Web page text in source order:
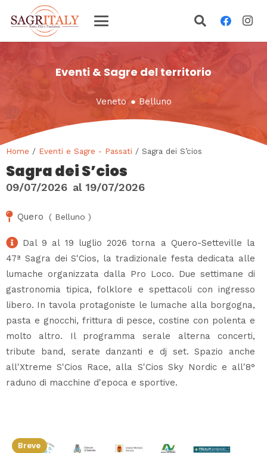
Eventi & Sagre del territorio
Veneto ● Belluno
Home / Eventi e Sagre - Passati / Sagra dei S’cios
Sagra dei S’cios
09/07/2026 al 19/07/2026
Quero ( Belluno )
Dal 9 al 19 luglio 2026 torna a Quero-Setteville la
47ª Sagra dei S'Cios, la tradizionale festa dedicata alle
lumache organizzata dalla Pro Loco. Due settimane di
gastronomia tipica, folklore e spettacoli con ingresso
libero. In tavola protagoniste le lumache alla borgogna,
pasta e gnocchi, frittura di pesce, costine con polenta e
molto altro. Il programma serale alterna concerti,
tribute band, serate danzanti e dj set. Spazio anche
all'Xtreme S'Cios Race, alla S'Cios Sky Nordic e all'8°
raduno di macchine d'epoca e sportive.
Breve